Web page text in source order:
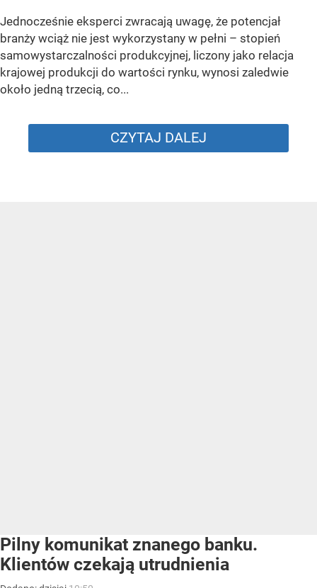
Jednocześnie eksperci zwracają uwagę, że potencjał
branży wciąż nie jest wykorzystany w pełni – stopień
samowystarczalności produkcyjnej, liczony jako relacja
krajowej produkcji do wartości rynku, wynosi zaledwie
około jedną trzecią, co...
CZYTAJ DALEJ
Pilny komunikat znanego banku.
Klientów czekają utrudnienia